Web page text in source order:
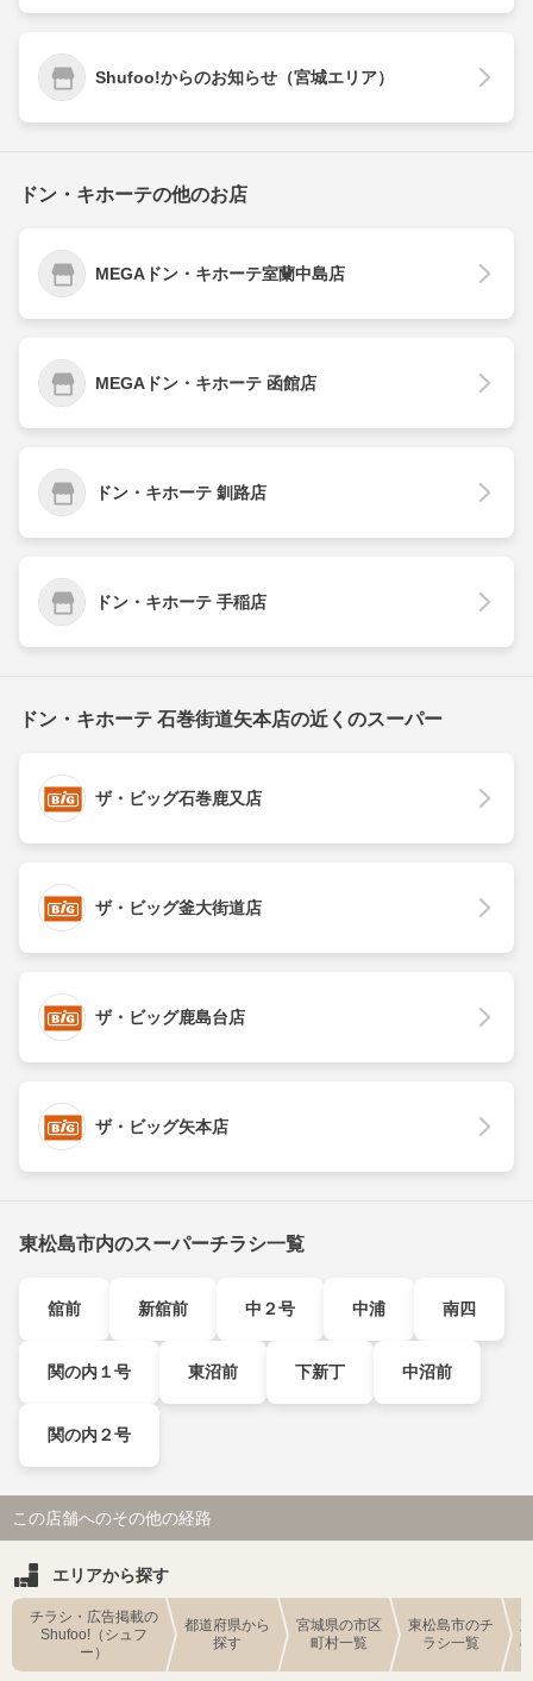
Shufoo!からのお知らせ（宮城エリア）
ドン・キホーテの他のお店
MEGAドン・キホーテ室蘭中島店
MEGAドン・キホーテ 函館店
ドン・キホーテ 釧路店
ドン・キホーテ 手稲店
ドン・キホーテ 石巻街道矢本店の近くのスーパー
ザ・ビッグ石巻鹿又店
ザ・ビッグ釜大街道店
ザ・ビッグ鹿島台店
ザ・ビッグ矢本店
東松島市内のスーパーチラシ一覧
舘前 新舘前 中２号 中浦 南四
関の内１号 東沼前 下新丁 中沼前
関の内２号
この店舗へのその他の経路
エリアから探す
チラシ・広告掲載の
Shufoo!（シュフ
ー）
都道府県から
探す
宮城県の市区
町村一覧
東松島市のチ
ラシ一覧